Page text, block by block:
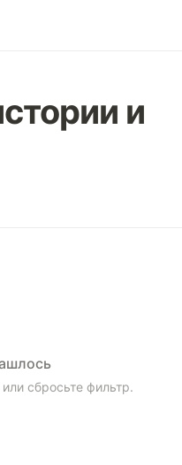
и
сбросьте фильтр.